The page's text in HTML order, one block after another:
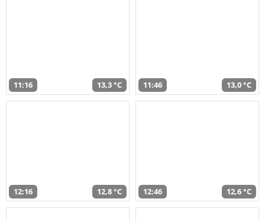
11:16 13,3 °C 11:46 13,0 °C
12:16 12,8 °C 12:46 12,6 °C